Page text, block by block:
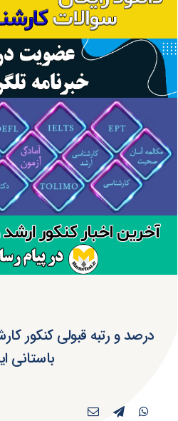
درصد و رتبه قبولی کنکور
باستانی